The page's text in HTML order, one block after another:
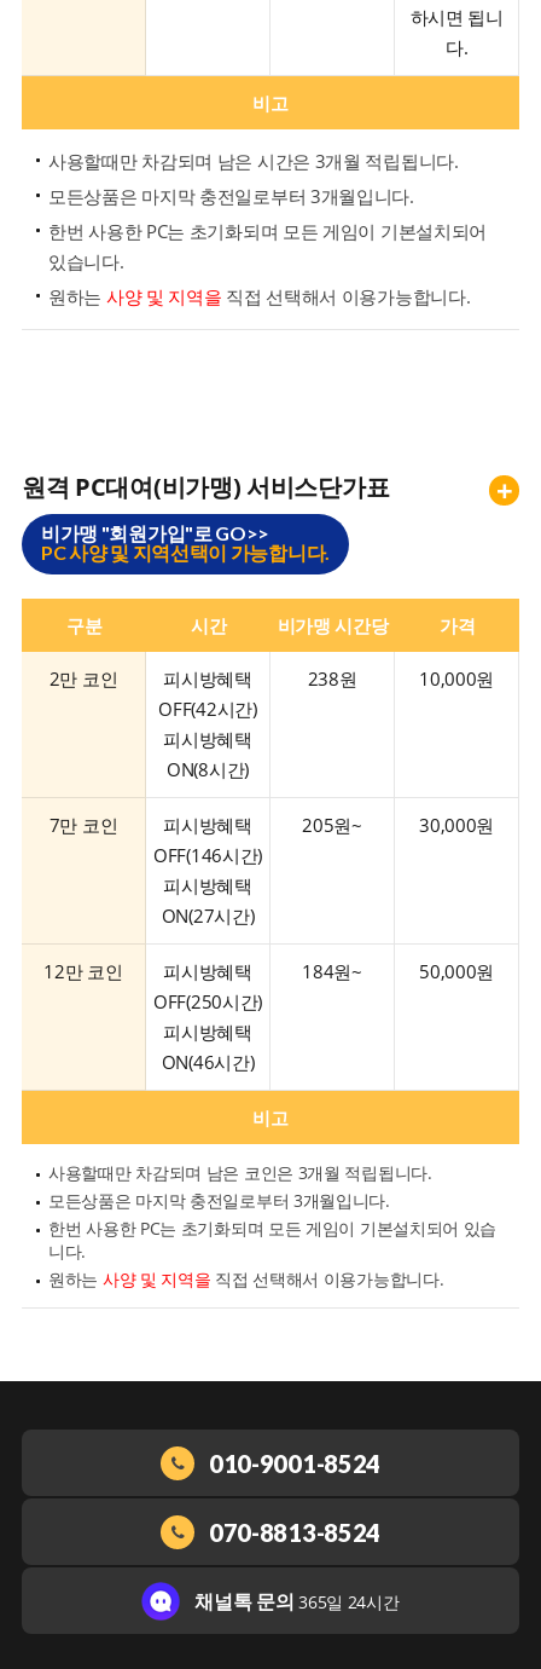
비고
사용할때만 차감되며 남은 시간은 3개월 적립됩니다.
모든상품은 마지막 충전일로부터 3개월입니다.
한번 사용한 PC는 초기화되며 모든 게임이 기본설치되어
있습니다.
원하는 사양 및 지역을 직접 선택해서 이용가능합니다.
하시면 됩니
다.
원격 PC대여(비가맹) 서비스단가표 +
비가맹 "회원가입"로 GO>>
PC 사양 및 지역선택이 가능합니다.
구분 시간 비가맹 시간당 가격
비고
2만 코인
피시방혜택
OFF(42시간)
피시방혜택
ON(8시간)
238원 10,000원
사용할때만 차감되며 남은 코인은 3개월 적립됩니다.
모든상품은 마지막 충전일로부터 3개월입니다.
한번 사용한 PC는 초기화되며 모든 게임이 기본설치되어 있습
니다.
원하는 사양 및 지역을 직접 선택해서 이용가능합니다.
7만 코인
피시방혜택
OFF(146시간)
피시방혜택
ON(27시간)
205원~ 30,000원
12만 코인
피시방혜택
OFF(250시간)
피시방혜택
ON(46시간)
184원~ 50,000원
010-9001-8524
070-8813-8524
채널톡 문의365일 24시간